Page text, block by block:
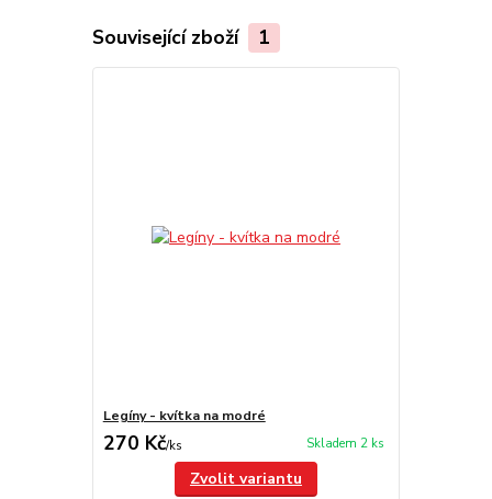
Související zboží 1
Legíny - kvítka na modré
270 Kč/ks Skladem 2 ks
Zvolit variantu